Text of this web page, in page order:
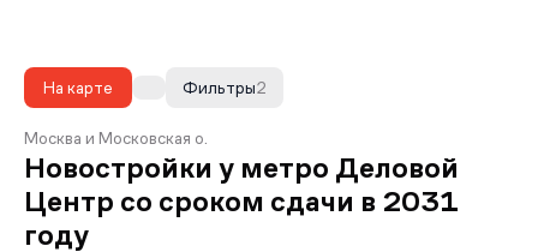
На карте 2
Фильтры
Москва и Московская о.
Новостройки у метро Деловой
Центр со сроком сдачи в 2031
году